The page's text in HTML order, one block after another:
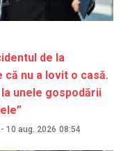
de la
că nu a lovit o casă.
unele gospodării
- 10 aug. 2026 08:54